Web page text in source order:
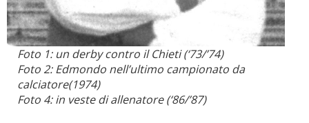
Foto 1: un derby contro il Chieti (‘73/’74)
Foto 2: Edmondo nell’ultimo campionato da
calciatore(1974)
Foto 4: in veste di allenatore (‘86/’87)